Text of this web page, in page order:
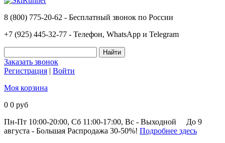
8 (800) 775-20-62 - Бесплатный звонок по России
+7 (925) 445-32-77 - Телефон, WhatsApp и Telegram
Заказать звонок
Регистрация | Войти
Моя корзина
0 0 руб
Пн-Пт 10:00-20:00, Сб 11:00-17:00, Вс - Выходной
До 9
августа - Большая Распродажа 30-50%! Подробнее здесь